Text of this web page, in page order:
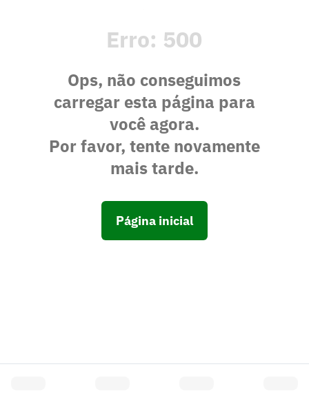
Erro: 500
Ops, não conseguimos
carregar esta página para
você agora.
Por favor, tente novamente
mais tarde.
Página inicial